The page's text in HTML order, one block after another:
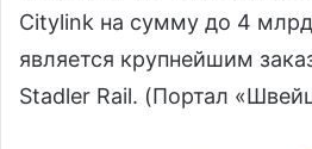
Citylink на сумму до 4
является крупнейшим
Stadler Rail. (Портал